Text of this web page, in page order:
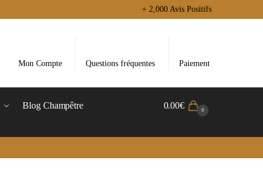
+ 2,000 Avis Positifs
Mon Compte Questions fréquentes Paiement
Blog Champêtre 0.00€ 0